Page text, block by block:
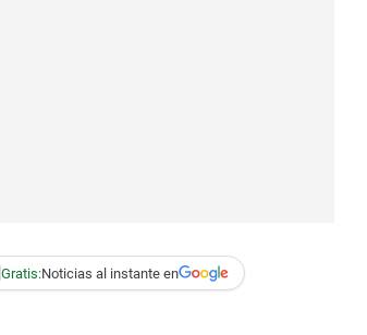
Gratis:Noticias al instante en